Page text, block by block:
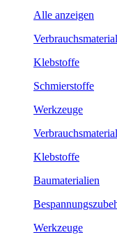
Alle anzeigen
Klebstoffe
Schmierstoffe
Werkzeuge
Klebstoffe
Baumaterialien
Werkzeuge